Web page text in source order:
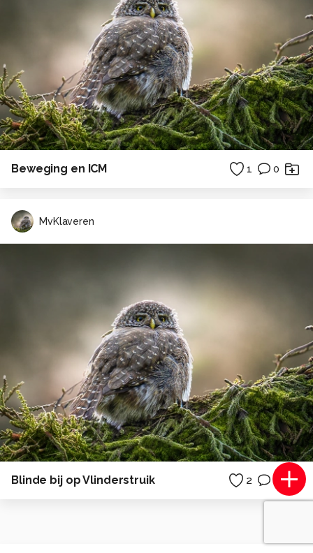
Beweging en ICM 1 0
MvKlaveren
Blinde bij op Vlinderstruik 2